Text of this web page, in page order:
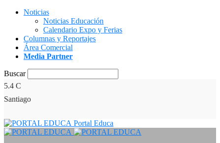
Noticias
Noticias Educación
Calendario Expo y Ferias
Columnas y Reportajes
Área Comercial
Media Partner
Buscar
5.4 C
Santiago
Portal Educa